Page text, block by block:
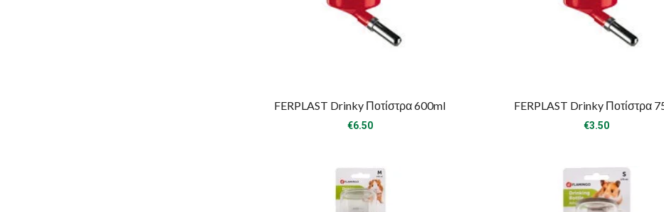
FERPLAST Drinky Ποτίστρα 600ml
€6.50
FERPLAST Drinky Ποτίστρα
€3.50